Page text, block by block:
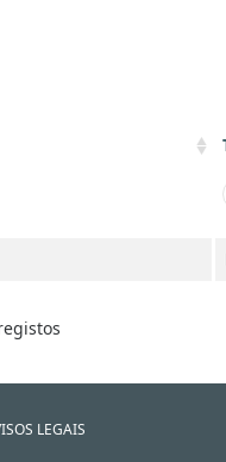
LEGAIS